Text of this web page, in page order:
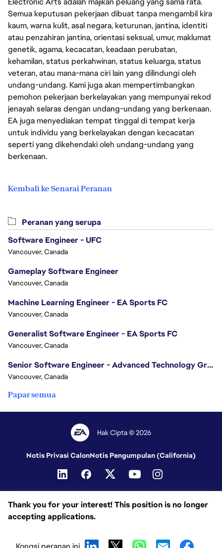
Semua keputusan pekerjaan dibuat tanpa mengambil kira
kaum, warna kulit, asal negara, keturunan, jantina, identiti
atau penzahiran jantina, orientasi seksual, umur, maklumat
genetik, agama, kecacatan, keadaan perubatan,
kehamilan, status perkahwinan, status keluarga, status
veteran, atau mana-mana ciri lain yang dilindungi oleh
undang-undang. Kami juga akan mempertimbangkan
pemohon pekerjaan berkelayakan yang mempunyai rekod
jenayah selaras dengan undang-undang yang berkenaan.
EA juga menyediakan tempat tinggal di tempat kerja
untuk individu yang berkelayakan dengan kecacatan
seperti yang dikehendaki oleh undang-undang yang
berkenaan.
Kembali ke Senarai Peranan
Thank you for your interest! This position is no longer
accepting applications.
Peranan yang serupa
Software Engineer - UFC
Vancouver, Canada
Gameplay Software Engineer
Vancouver, Canada
Machine Learning Engineer - EA Sports FC
Vancouver, Canada
Generalist Software Engineer - EA Sports FC
Vancouver, Canada
Senior Software Engineer - Advanced Technology Group
Vancouver, Canada
Papar semua
Hak Cipta © 2026
Notis Privasi CalonNotis Pengumpulan (California)